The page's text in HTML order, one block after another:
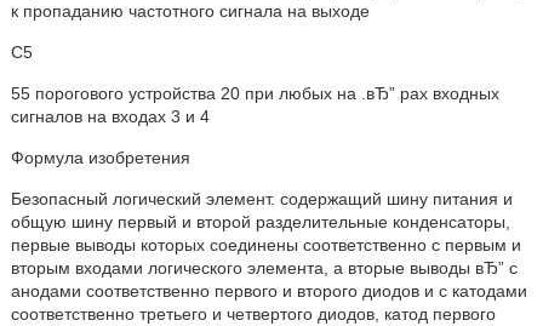
к пропаданию частотного сигнала на выходе
С5
55 порогового устройства 20 при любых на .вЂ” рах входных
сигналов на входах 3 и 4
Формула изобретения
Безопасный логический элемент. содержащий шину питания и
общую шину первый и второй разделительные конденсаторы,
первые выводы которых соединены соответственно с первым и
вторым входами логического элемента, а вторые выводы вЂ” с
анодами соответственно первого и второго диодов и с катодами
соответственно третьего и четвертого диодов, катод первого